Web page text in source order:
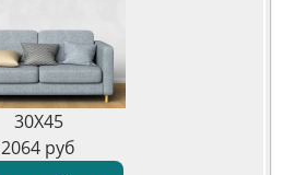
30X45
2064 руб